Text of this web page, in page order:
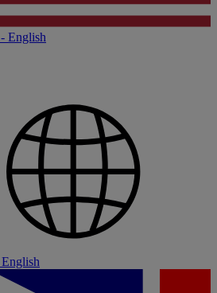
English